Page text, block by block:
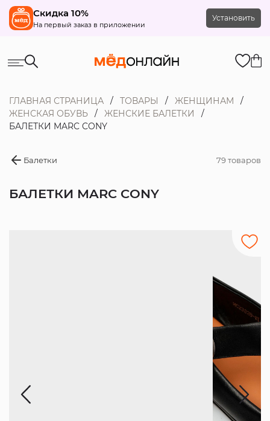
Скидка 10%
На первый заказ в приложении
Установить
ГЛАВНАЯ СТРАНИЦА ТОВАРЫ
ЖЕНЩИНАМ
ЖЕНСКАЯ ОБУВЬ
ЖЕНСКИЕ БАЛЕТКИ
БАЛЕТКИ MARC CONY
Балетки 79 товаров
БАЛЕТКИ MARC CONY